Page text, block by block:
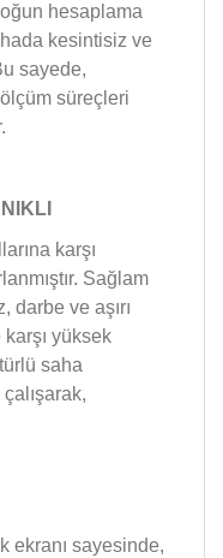
hesaplama
kesintisiz ve
sayede,
süreçleri
karşı
Sağlam
darbe ve aşırı
yüksek
saha
ekranı sayesinde,